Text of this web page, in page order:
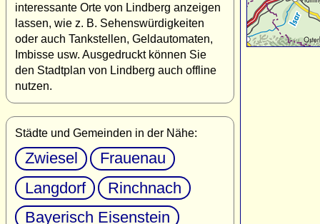
interessante Orte von Lindberg anzeigen
lassen, wie z. B. Sehenswürdigkeiten
oder auch Tankstellen, Geldautomaten,
Imbisse usw. Ausgedruckt können Sie
den Stadtplan von Lindberg auch offline
nutzen.
Städte und Gemeinden in der Nähe:
Zwiesel
Frauenau
Langdorf
Rinchnach
Bayerisch Eisenstein